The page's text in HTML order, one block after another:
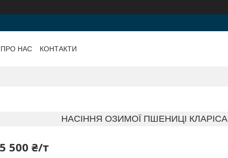
ПРО НАС КОНТАКТИ
НАСІННЯ ОЗИМОЇ ПШЕНИЦІ КЛАРІСА
500 ₴/т